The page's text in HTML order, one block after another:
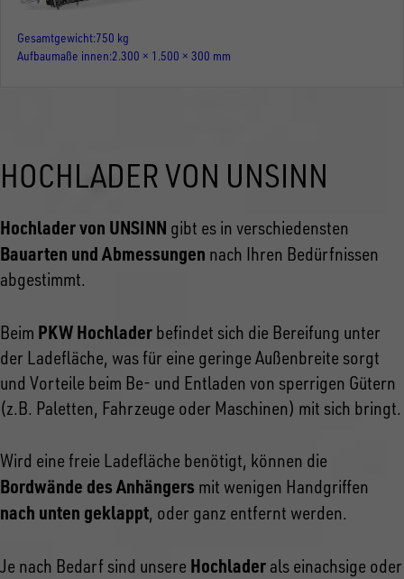
Gesamtgewicht 750 kg
Aufbaumaße innen 2.300 × 1.500 × 300 mm
HOCHLADER VON UNSINN
Hochlader von UNSINN gibt es in verschiedensten
Bauarten und Abmessungen nach Ihren Bedürfnissen
abgestimmt.
Beim PKW Hochlader befindet sich die Bereifung unter
der Ladefläche, was für eine geringe Außenbreite sorgt
und Vorteile beim Be- und Entladen von sperrigen Gütern
(z.B. Paletten, Fahrzeuge oder Maschinen) mit sich bringt.
Wird eine freie Ladefläche benötigt, können die
Bordwände des Anhängers mit wenigen Handgriffen
nach unten geklappt, oder ganz entfernt werden.
Je nach Bedarf sind unsere Hochlader als einachsige oder